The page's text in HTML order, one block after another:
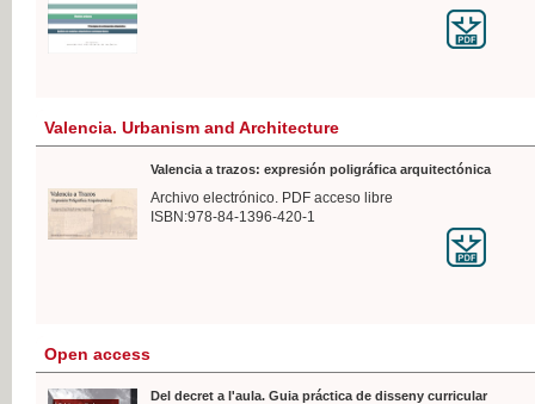
Valencia. Urbanism and Architecture
Valencia a trazos: expresión poligráfica arquitectónica
Archivo electrónico. PDF acceso libre
ISBN:978-84-1396-420-1
Open access
Del decret a l'aula. Guia práctica de disseny curricular